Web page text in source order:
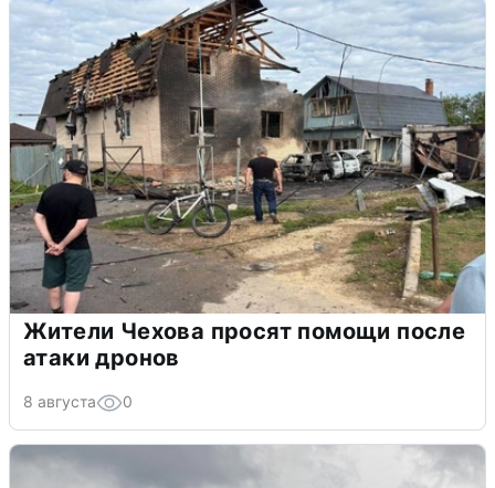
Жители Чехова просят помощи после
атаки дронов
8 августа 0